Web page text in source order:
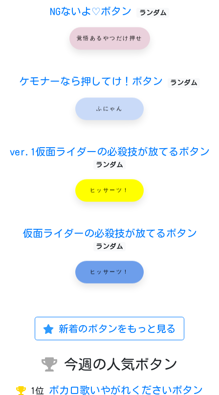
NGないよ♡ボタン ランダム
覚悟あるやつだけ押せ
ケモナーなら押してけ！ボタン ランダム
ふにゃん
ver.1仮面ライダーの必殺技が放てるボタン
ランダム
ヒッサーツ！
仮面ライダーの必殺技が放てるボタン
ランダム
ヒッサーツ！
新着のボタンをもっと見る
今週の人気ボタン
1位 ボカロ歌いやがれくださいボタン